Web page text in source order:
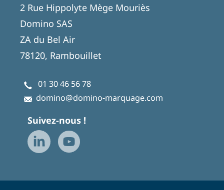
2 Rue Hippolyte Mège Mouriès
Domino SAS
ZA du Bel Air
78120, Rambouillet
01 30 46 56 78
domino@domino-marquage.com
Suivez-nous !